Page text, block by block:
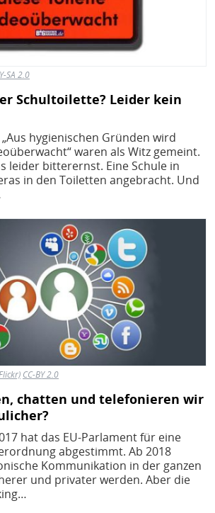
SA 2.0
Schultoilette? Leider kein
hygienischen Gründen wird
waren als Witz gemeint.
leider bitterernst. Eine Schule in
in den Toiletten angebracht. Und
CC-BY 2.0
chatten und telefonieren wir
hat das EU-Parlament für eine
abgestimmt. Ab 2018
Kommunikation in der ganzen
und privater werden. Aber die